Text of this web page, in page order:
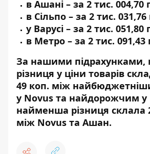
в Ашані – за 2 тис. 004,70
в Сільпо – за 2 тис. 031,76
у Варусі – за 2 тис. 051,80
в Метро – за 2 тис. 091,43
За нашими підрахунками,
різниця у ціни товарів
49 коп. між
у Novus та найдорожчим
найменша різниця склала
між Novus та Ашан.